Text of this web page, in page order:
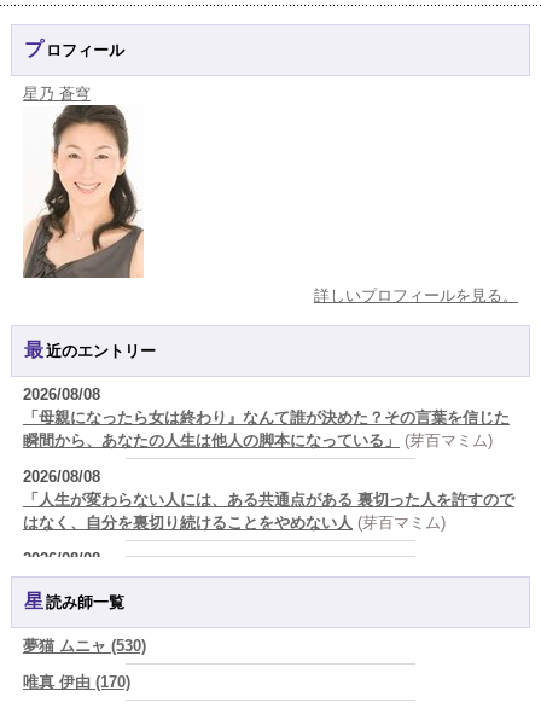
プロフィール
星乃 蒼穹
詳しいプロフィールを見る。
最近のエントリー
2026/08/08
「母親になったら女は終わり』なんて誰が決めた？その言葉を信じた
瞬間から、あなたの人生は他人の脚本になっている」
(芽百マミム)
2026/08/08
「人生が変わらない人には、ある共通点がある 裏切った人を許すので
はなく、自分を裏切り続けることをやめない人 (芽百マミム)
2026/08/08
生きづらさと恋愛の悩みを繰り返すあなたへ (紅月Luru)
真寿の開運Cooking 鮭が教えてくれた、"積み重ねた先にある豊か
(プラタ 真寿)
星読み師一覧
夢猫 ムニャ (530)
唯真 伊由 (170)